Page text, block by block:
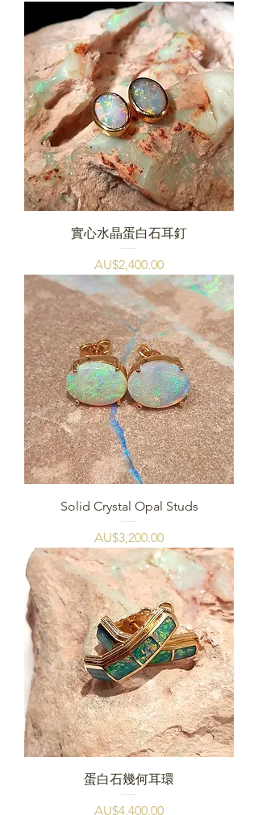
實心水晶蛋白石耳釘
價格
AU$2,400.00
Solid Crystal Opal Studs
價格
AU$3,200.00
蛋白石幾何耳環
價格
AU$4,400.00